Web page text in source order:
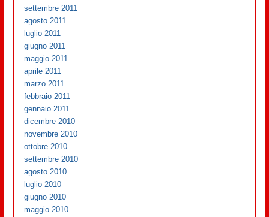
settembre 2011
agosto 2011
luglio 2011
giugno 2011
maggio 2011
aprile 2011
marzo 2011
febbraio 2011
gennaio 2011
dicembre 2010
novembre 2010
ottobre 2010
settembre 2010
agosto 2010
luglio 2010
giugno 2010
maggio 2010